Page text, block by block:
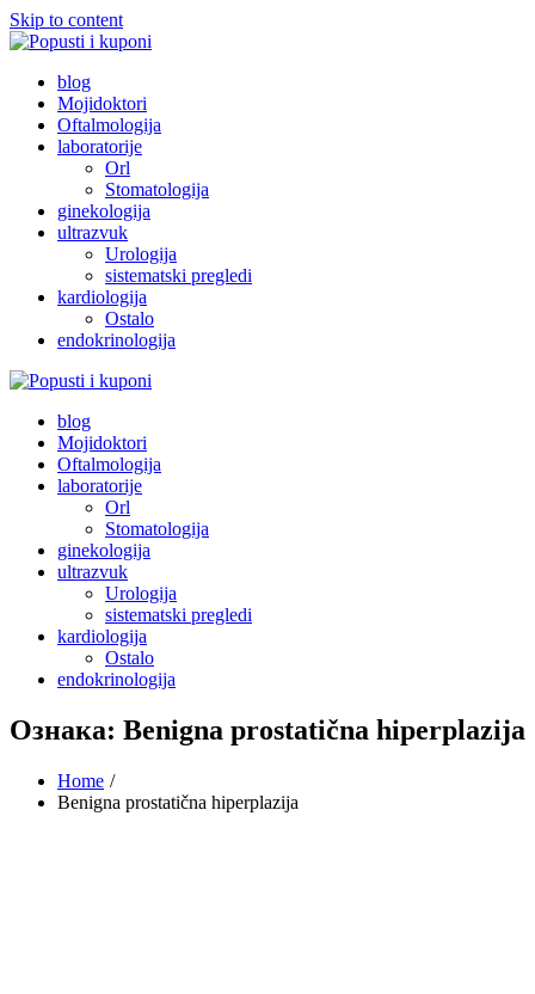
Skip to content
Popusti i kuponi
Popusti Beograd
blog
Mojidoktori
Oftalmologija
laboratorije
Orl
Stomatologija
ginekologija
ultrazvuk
Urologija
sistematski pregledi
kardiologija
Ostalo
endokrinologija
Popusti i kuponi
Popusti Beograd
blog
Mojidoktori
Oftalmologija
laboratorije
Orl
Stomatologija
ginekologija
ultrazvuk
Urologija
sistematski pregledi
kardiologija
Ostalo
endokrinologija
Ознака: Benigna prostatična hiperplazija
Home
Benigna prostatična hiperplazija